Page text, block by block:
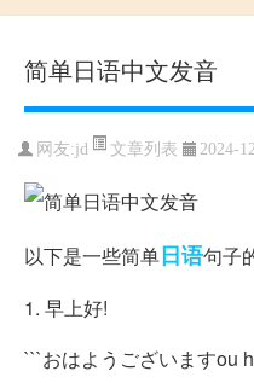
简单日语中文发音
网友:jd 文章列表 2024-
以下是一些简单日语句子
1. 早上好!
```おはようございますou